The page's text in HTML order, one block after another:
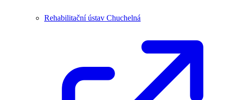
Rehabilitační ústav Chuchelná